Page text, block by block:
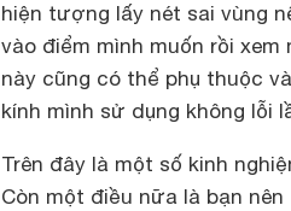
hiện tượng lấy nét sai vùng
vào điểm mình muốn rồi
này cũng có thể phụ thuộc
kính mình sử dụng không lỗi
Trên đây là một số kinh
Còn một điều nữa là bạn